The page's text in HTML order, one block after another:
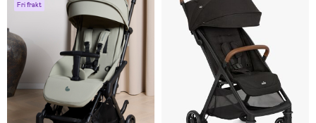
Fri frakt